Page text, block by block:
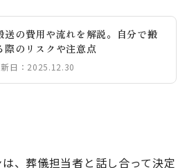
送の費用や流れを解説。自分で搬
際のリスクや注意点
日：2025.12.30
、葬儀担当者と話し合って決定